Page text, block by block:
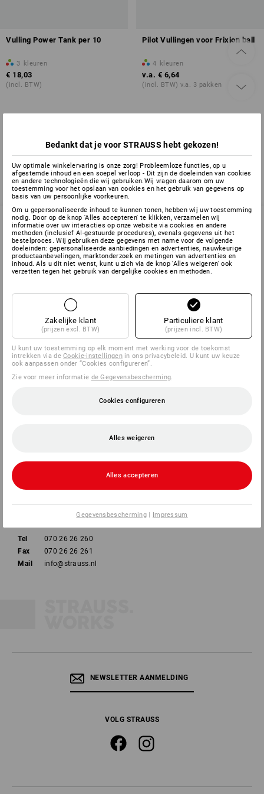
Vulling Power Tank per 10
3 kleuren
€ 18,03
(incl. BTW)
Pilot Vullingen voor Frixion ball
4 kleuren
v.a. € 6,64
(incl. BTW) v.a. 3 pakken
SERVICE 070 26 26 260
Logistiek Park Moerdijk
4782 JA Moerdijk
Tel
070 26 26 260
Fax
070 26 26 261
Mail
info@strauss.nl
NEWSLETTER AANMELDING
VOLG STRAUSS
Bedankt dat je voor STRAUSS hebt gekozen!
Uw optimale winkelervaring is onze zorg! Probleemloze functies, op u
afgestemde inhoud en een soepel verloop - Dit zijn de doeleinden van cookies
en andere technologieën die wij gebruiken.Wij vragen daarom om uw
toestemming voor het opslaan van cookies en het gebruik van gegevens op
basis van uw persoonlijke voorkeuren.
Om u gepersonaliseerde inhoud te kunnen tonen, hebben wij uw toestemming
nodig. Door op de knop 'Alles accepteren' te klikken, verzamelen wij
informatie over uw interacties op onze website via cookies en andere
methoden (inclusief AI-gestuurde procedures), evenals gegevens uit het
bestelproces. Wij gebruiken deze gegevens met name voor de volgende
doeleinden: gepersonaliseerde aanbiedingen en advertenties, nauwkeurige
productaanbevelingen, marktonderzoek en metingen van advertenties en
inhoud. Als u dit niet wenst, kunt u zich via de knop 'Alles weigeren' ook
verzetten tegen het gebruik van dergelijke cookies en methoden.
Zakelijke klant
(prijzen excl. BTW)
Particuliere klant
(prijzen incl. BTW)
U kunt uw toestemming op elk moment met werking voor de toekomst
intrekken via deCookie-instellingenin ons privacybeleid. U kunt uw keuze
ook aanpassen onder “Cookies configureren”.
Zie voor meer informatie de Gegevensbescherming
Cookies configureren
Alles weigeren
Alles accepteren
Gegevensbescherming | Impressum